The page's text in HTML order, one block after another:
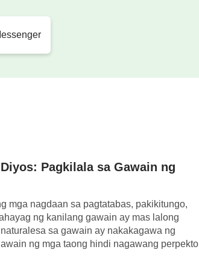
hindi ba’t naghihimagsik ka
sa katotohanan? Paano
na mahalin ang Diyos? Ang
mga Nakakikilala sa Diyos at Nakaaalam sa
Pagkilala sa Gawain ng
mga nagdaan sa pagtatabas, pakikitungo,
ng kanilang gawain ay mas lalong
sa gawain ay nakakagawa ng
ng mga taong hindi nagawang perpekto